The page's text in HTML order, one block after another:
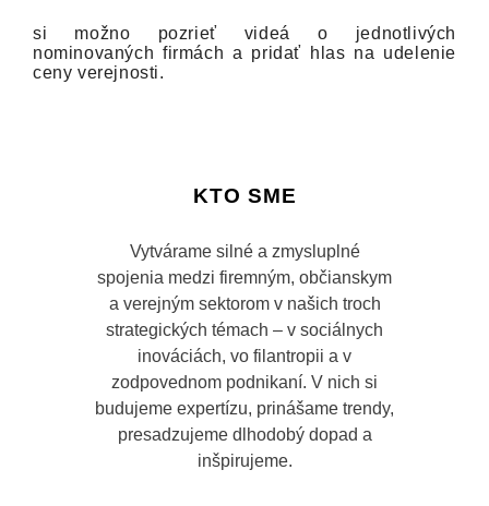
si možno pozrieť videá o jednotlivých
nominovaných firmách a pridať hlas na udelenie
ceny verejnosti.
KTO SME
Vytvárame silné a zmysluplné
spojenia medzi firemným, občianskym
a verejným sektorom v našich troch
strategických témach – v sociálnych
inováciách, vo filantropii a v
zodpovednom podnikaní. V nich si
budujeme expertízu, prinášame trendy,
presadzujeme dlhodobý dopad a
inšpirujeme.